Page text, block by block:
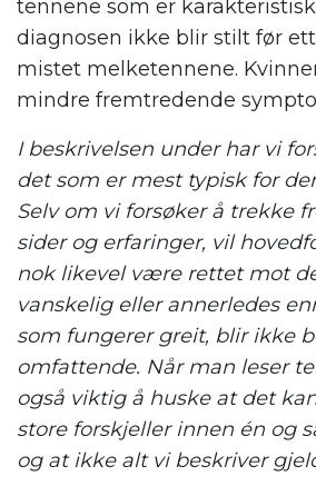
tennene som er
diagnosen ikke blir stilt før
mistet melketennene.
mindre fremtredende
I beskrivelsen under har vi
det som er mest typisk for
Selv om vi forsøker å trekke
sider og erfaringer, vil
nok likevel være rettet mot
vanskelig eller annerledes
som fungerer greit, blir ikke
omfattende. Når man leser
også viktig å huske at det
store forskjeller innen én og
og at ikke alt vi beskriver